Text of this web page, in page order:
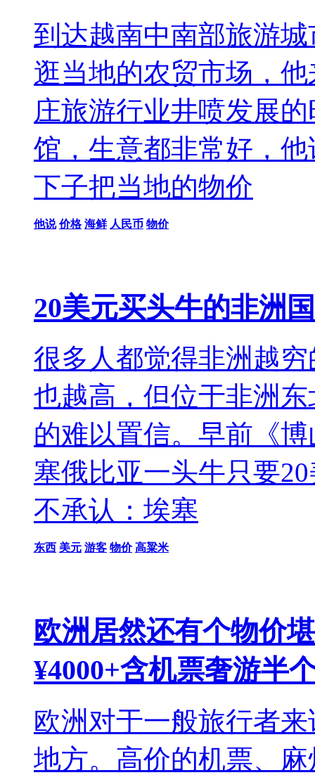
到达越南中南部旅游
逛当地的农贸市场，
庄旅游行业井喷发展
馆，生意都非常好，
下子把当地的物价
他说 价格 海鲜 人民币 物价
20美元买头牛的非洲
很多人都觉得非洲越
也越高，但位于非洲
的难以置信。早前《
塞俄比亚一头牛只要
不承认：埃塞
东西 美元 游客 物价 高粱米
欧洲居然还有个物价
¥4000+含机票奢游半
欧洲对于一般旅行者
地方。高价的机票、